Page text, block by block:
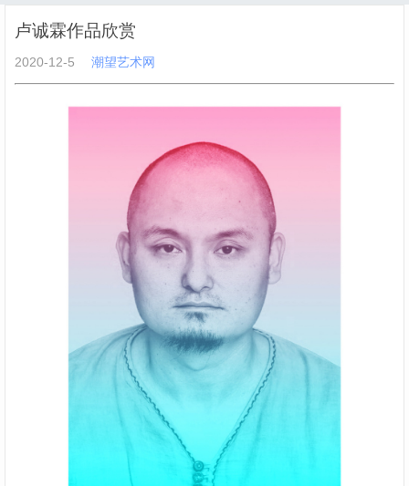
卢诚霖作品欣赏
2020-12-5 潮望艺术网